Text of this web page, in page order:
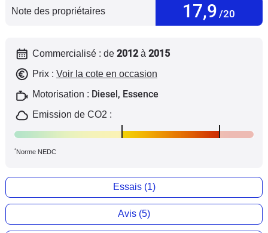
Note des propriétaires 17,9 /20
Commercialisé : de 2012à 2015
Prix : Voir la cote en occasion
Motorisation : Diesel, Essence
Emission de CO2 :
*Norme NEDC
Essais (1)
Avis (5)